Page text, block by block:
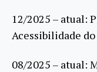
12/2025 – atual:
Acessibilidade do
08/2025 – atual: